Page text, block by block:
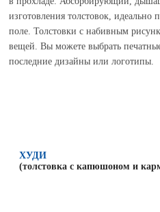
изготовления толстовок, идеально
поле. Толстовки с набивным
вещей. Вы можете выбрать
последние дизайны или логотипы.
ХУДИ
(толстовка с капюшоном и